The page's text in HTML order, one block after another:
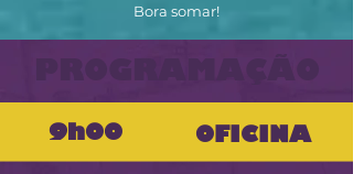
Bora somar!
9h00 OFICINA